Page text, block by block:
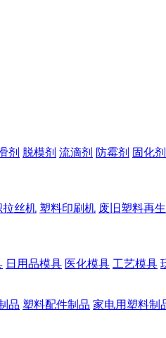
剂 脱模剂 流滴剂 防霉剂 固化
拉丝机 塑料印刷机 废旧塑料再
日用品模具 医化模具 工艺模具
品 塑料配件制品 家电用塑料制